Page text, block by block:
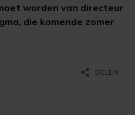
worden van directeur
die komende zomer
share DELEN